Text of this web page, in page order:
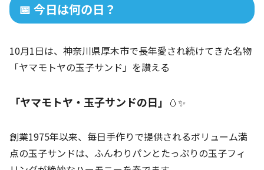
📅 今日は何の日？
10月1日は、神奈川県厚木市で長年愛され続けてきた名物
「ヤマモトヤの玉子サンド」を讃える
「ヤマモトヤ・玉子サンドの日」 🥚✨
創業1975年以来、毎日手作りで提供されるボリューム満
点の玉子サンドは、ふんわりパンとたっぷりの玉子フィ